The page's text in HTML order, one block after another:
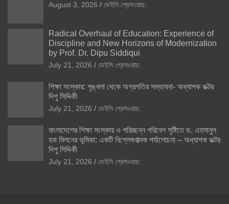
August 3, 2026 ডেইলি প্রেসওয়াচ:
Radical Overhaul of Education: Experience of
Discipline and New Horizons of Modernization
by Prof. Dr. Dipu Siddiqui
July 21, 2026 ডেইলি প্রেসওয়াচ:
শিক্ষা সংস্কার: শৃঙ্খলা থেকে অগ্রগতির সম্ভাবনা- অধ্যাপক ডক্টর
দিপু সিদ্দিকী
July 21, 2026 ডেইলি প্রেসওয়াচ:
বাংলাদেশের শিক্ষা সংস্কার ও পরিচ্ছন্ন পরিবেশ সৃষ্টিতে ড. এহসানুল
হক মিলনের ভূমিকা: একটি বিশ্লেষণাত্মক পর্যালোচনা – অধ্যাপক ডক্টর
দিপু সিদ্দিকী
July 21, 2026 ডেইলি প্রেসওয়াচ: